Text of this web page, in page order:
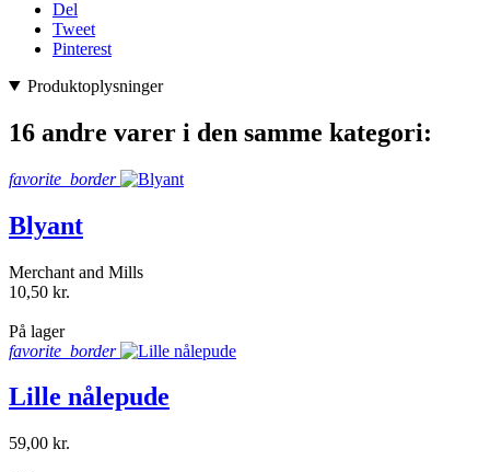
Del
Tweet
Pinterest
Produktoplysninger
16 andre varer i den samme kategori:
favorite_border
Blyant
Merchant and Mills
10,50 kr.
På lager
favorite_border
Lille nålepude
59,00 kr.